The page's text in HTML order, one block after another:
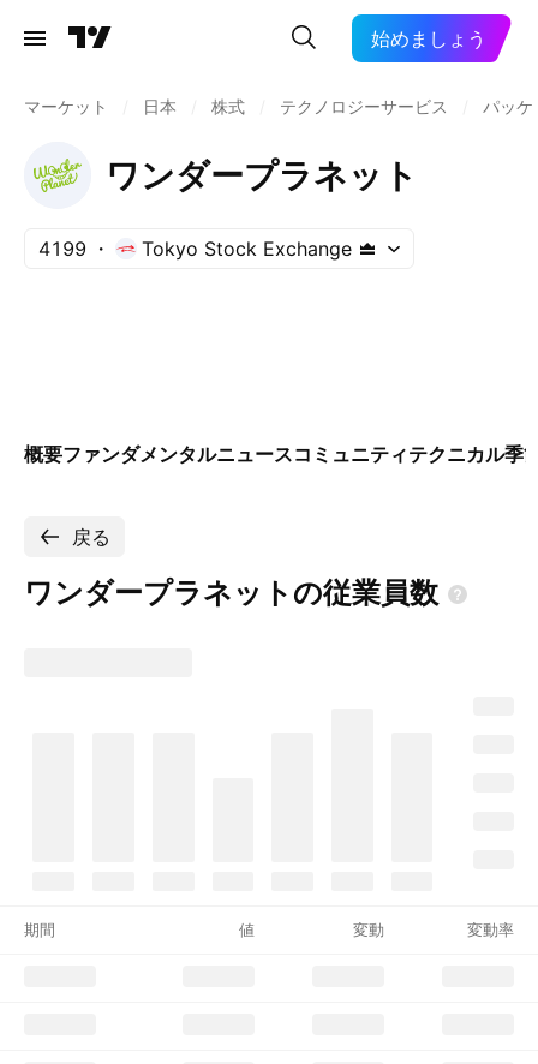
始めましょう
マーケット 日本 株式 テクノロジーサービス パッ
ワンダープラネット
4199 Tokyo Stock Exchange
概要ファンダメンタルニュースコミュニティテクニカル季
戻る
ワンダープラネットの従業員数
期間 値 変動 変動率